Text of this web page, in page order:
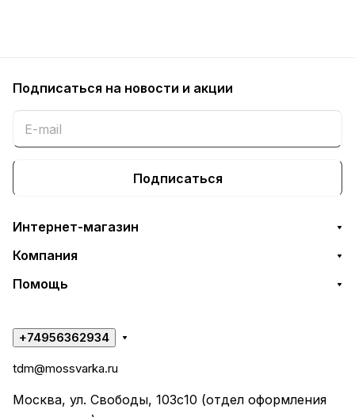
Подписаться на новости и акции
Подписаться
Интернет-магазин
Компания
Помощь
+74956362934
tdm@mossvarka.ru
Москва, ул. Свободы, 103с10 (отдел оформления